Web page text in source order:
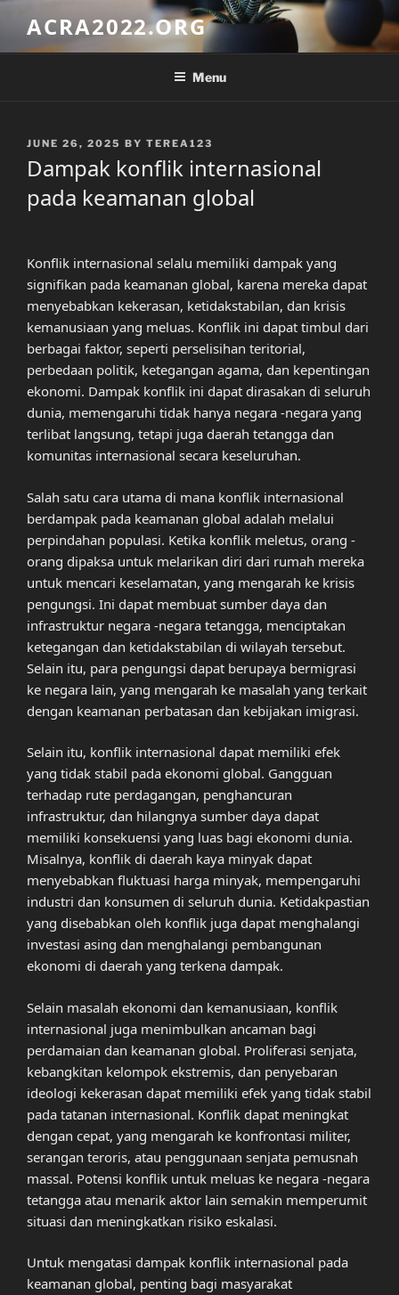
content
ACRA2022.ORG
Menu
POSTED
JUNE 26, 2025 BY TEREA123
Dampak konflik internasional
pada keamanan global
Konflik internasional selalu memiliki dampak yang
signifikan pada keamanan global, karena mereka dapat
menyebabkan kekerasan, ketidakstabilan, dan krisis
kemanusiaan yang meluas. Konflik ini dapat timbul dari
berbagai faktor, seperti perselisihan teritorial,
perbedaan politik, ketegangan agama, dan kepentingan
ekonomi. Dampak konflik ini dapat dirasakan di seluruh
dunia, memengaruhi tidak hanya negara -negara yang
terlibat langsung, tetapi juga daerah tetangga dan
komunitas internasional secara keseluruhan.
Salah satu cara utama di mana konflik internasional
berdampak pada keamanan global adalah melalui
perpindahan populasi. Ketika konflik meletus, orang -
orang dipaksa untuk melarikan diri dari rumah mereka
untuk mencari keselamatan, yang mengarah ke krisis
pengungsi. Ini dapat membuat sumber daya dan
infrastruktur negara -negara tetangga, menciptakan
ketegangan dan ketidakstabilan di wilayah tersebut.
Selain itu, para pengungsi dapat berupaya bermigrasi
ke negara lain, yang mengarah ke masalah yang terkait
dengan keamanan perbatasan dan kebijakan imigrasi.
Selain itu, konflik internasional dapat memiliki efek
yang tidak stabil pada ekonomi global. Gangguan
terhadap rute perdagangan, penghancuran
infrastruktur, dan hilangnya sumber daya dapat
memiliki konsekuensi yang luas bagi ekonomi dunia.
Misalnya, konflik di daerah kaya minyak dapat
menyebabkan fluktuasi harga minyak, mempengaruhi
industri dan konsumen di seluruh dunia. Ketidakpastian
yang disebabkan oleh konflik juga dapat menghalangi
investasi asing dan menghalangi pembangunan
ekonomi di daerah yang terkena dampak.
Selain masalah ekonomi dan kemanusiaan, konflik
internasional juga menimbulkan ancaman bagi
perdamaian dan keamanan global. Proliferasi senjata,
kebangkitan kelompok ekstremis, dan penyebaran
ideologi kekerasan dapat memiliki efek yang tidak stabil
pada tatanan internasional. Konflik dapat meningkat
dengan cepat, yang mengarah ke konfrontasi militer,
serangan teroris, atau penggunaan senjata pemusnah
massal. Potensi konflik untuk meluas ke negara -negara
tetangga atau menarik aktor lain semakin memperumit
situasi dan meningkatkan risiko eskalasi.
Untuk mengatasi dampak konflik internasional pada
keamanan global, penting bagi masyarakat